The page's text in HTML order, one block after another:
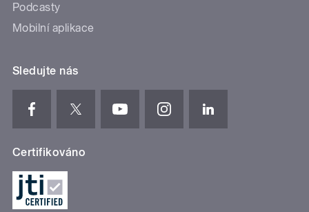
Podcasty
Mobilní aplikace
Sledujte nás
Certifikováno